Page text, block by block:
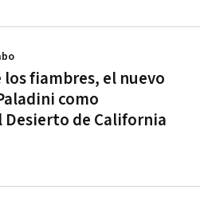
fiambres, el nuevo
como
de California